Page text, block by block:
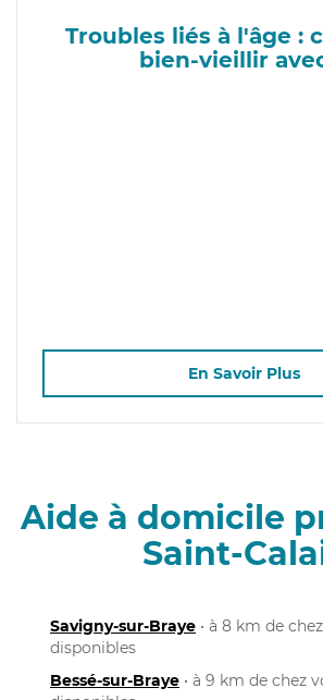
Troubles liés à l'âge :
bien-vieillir
En Savoir Plus
Aide à domicile
Saint-
Savigny-sur-Braye • à 8 km de
disponibles
Bessé-sur-Braye • à 9 km de chez